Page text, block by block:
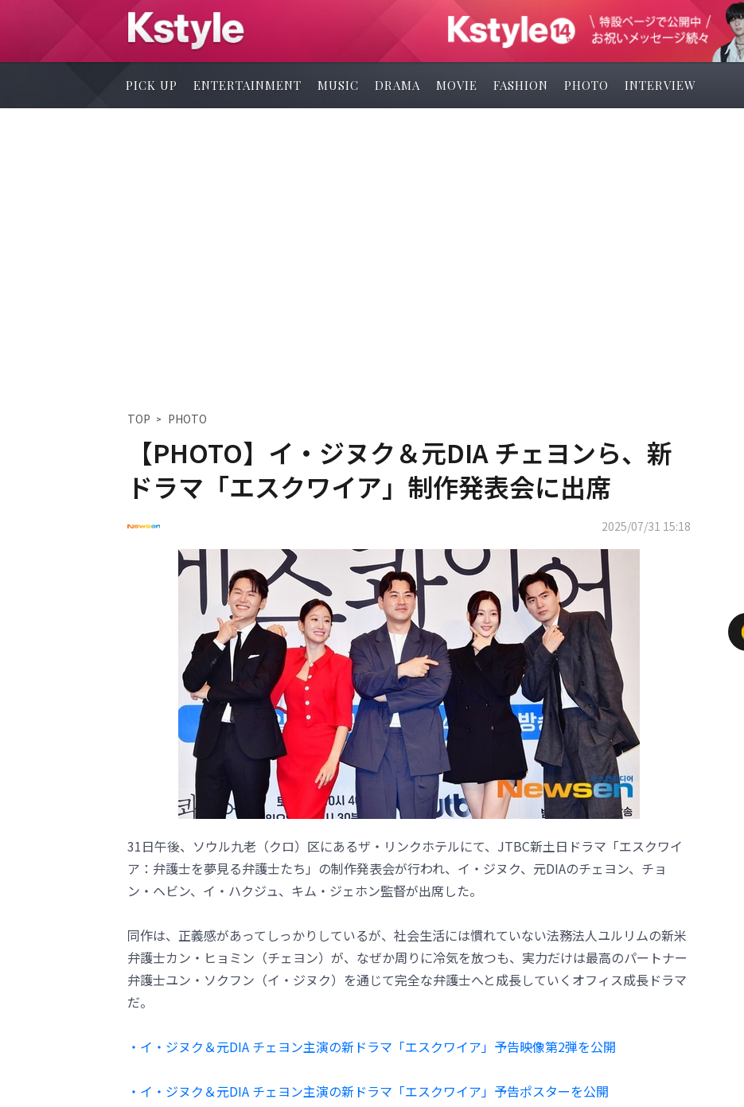
PICK UP ENTERTAINMENT MUSIC DRAMA MOVIE FASHION PHOTO INTERVIEW
TOP PHOTO
【PHOTO】イ・ジヌク＆元DIA チェヨンら、新
ドラマ「エスクワイア」制作発表会に出席
2025/07/31 15:18
31日午後、ソウル九老（クロ）区にあるザ・リンクホテルにて、JTBC新土日ドラマ「エスクワイ
ア：弁護士を夢見る弁護士たち」の制作発表会が行われ、イ・ジヌク、元DIAのチェヨン、チョ
ン・ヘビン、イ・ハクジュ、キム・ジェホン監督が出席した。
同作は、正義感があってしっかりしているが、社会生活には慣れていない法務法人ユルリムの新米
弁護士カン・ヒョミン（チェヨン）が、なぜか周りに冷気を放つも、実力だけは最高のパートナー
弁護士ユン・ソクフン（イ・ジヌク）を通じて完全な弁護士へと成長していくオフィス成長ドラマ
だ。
・イ・ジヌク＆元DIA チェヨン主演の新ドラマ「エスクワイア」予告映像第2弾を公開
・イ・ジヌク＆元DIA チェヨン主演の新ドラマ「エスクワイア」予告ポスターを公開